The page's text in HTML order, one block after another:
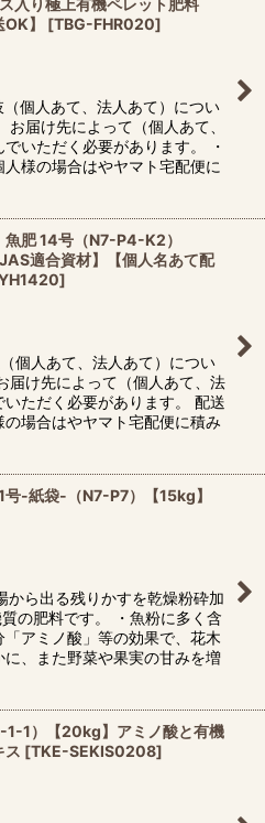
入り極上有機ペレット肥料
】
[TBG-FHR020]
個人あて、法人あて）につい
お届け先によって（個人あて、
いただく必要があります。 ・
様の場合はやヤマト宅配便に
魚肥 14号（N7-P4-K2）
適合資材】【個人名あて配
]
個人あて、法人あて）につい
届け先によって（個人あて、法
いただく必要があります。 配送
場合はやヤマト宅配便に積み
-紙袋-（N7-P7）【15kg】
ら出る残りかすを乾燥粉砕加
の肥料です。 ・魚粉に多く含
「アミノ酸」等の効果で、花木
、また野菜や果実の甘みを増
1-1）【20kg】アミノ酸と有機
ス [TKE-SEKIS0208]